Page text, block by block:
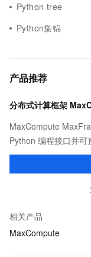
Python tree
Python集锦
产品推荐
分布式计算框架
MaxCompute
Python 编程接口并
口，与 MaxCompute
MaxCompute 完整
相关产品
MaxCompute